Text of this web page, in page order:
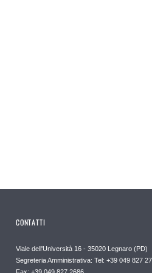
CONTATTI
Viale dell'Università 16 - 35020 Legnaro (PD)
Segreteria Amministrativa: Tel: +39 049 827